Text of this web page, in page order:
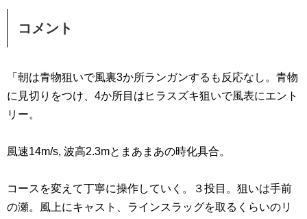
コメント
「朝は青物狙いで風裏3か所ランガンするも反応なし。青物
に見切りをつけ、4か所目はヒラスズキ狙いで風表にエント
リー。
風速14m/s, 波高2.3mとまあまあの時化具合。
コースを変えて丁寧に操作していく。３投目。狙いは手前
の瀬。風上にキャスト、ラインスラッグを取るくらいのリ